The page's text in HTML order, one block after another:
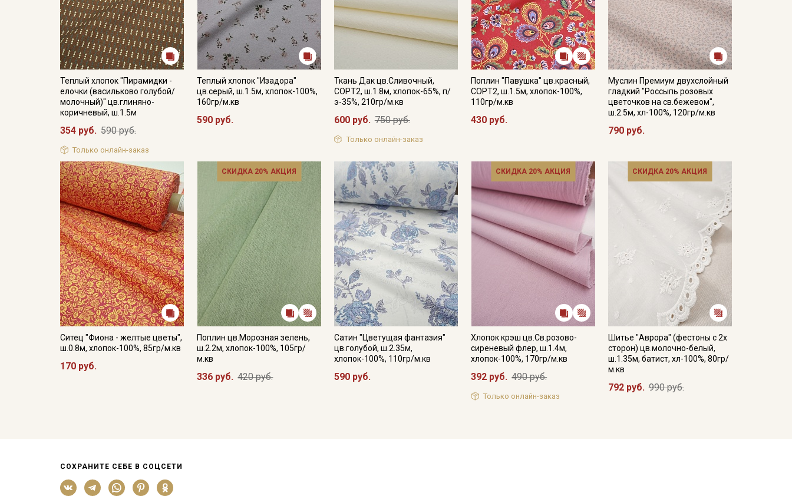
Теплый хлопок "Пирамидки -
елочки (васильково голубой/
молочный)" цв.глиняно-
коричневый, ш.1.5м
354 руб. 590 руб.
Только онлайн-заказ
Теплый хлопок "Изадора"
цв.серый, ш.1.5м, хлопок-100%,
160гр/м.кв
590 руб.
Ткань Дак цв.Сливочный,
СОРТ2, ш.1.8м, хлопок-65%, п/
э-35%, 210гр/м.кв
600 руб. 750 руб.
Только онлайн-заказ
Поплин "Павушка" цв.красный,
СОРТ2, ш.1.5м, хлопок-100%,
110гр/м.кв
430 руб.
Муслин Премиум двухслойный
гладкий "Россыпь розовых
цветочков на св.бежевом",
ш.2.5м, хл-100%, 120гр/м.кв
790 руб.
Ситец "Фиона - желтые цветы",
ш.0.8м, хлопок-100%, 85гр/м.кв
170 руб.
СКИДКА 20% АКЦИЯ
Поплин цв.Морозная зелень,
ш.2.2м, хлопок-100%, 105гр/
м.кв
336 руб. 420 руб.
Сатин "Цветущая фантазия"
цв.голубой, ш.2.35м,
хлопок-100%, 110гр/м.кв
590 руб.
СКИДКА 20% АКЦИЯ
Хлопок крэш цв.Св.розово-
сиреневый флер, ш.1.4м,
хлопок-100%, 170гр/м.кв
392 руб. 490 руб.
Только онлайн-заказ
СКИДКА 20% АКЦИЯ
Шитье "Аврора" (фестоны с 2х
сторон) цв.молочно-белый,
ш.1.35м, батист, хл-100%, 80гр/
м.кв
792 руб. 990 руб.
СОХРАНИТЕ СЕБЕ В СОЦСЕТИ